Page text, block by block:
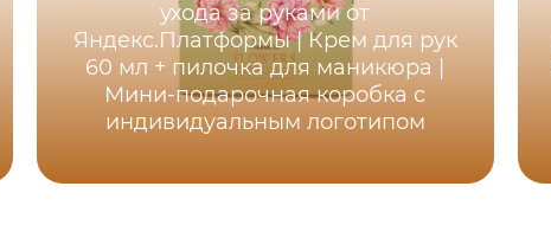
ухода за руками от
Яндекс.Платформы | Крем для рук
60 мл + пилочка для маникюра |
Мини-подарочная коробка с
индивидуальным логотипом